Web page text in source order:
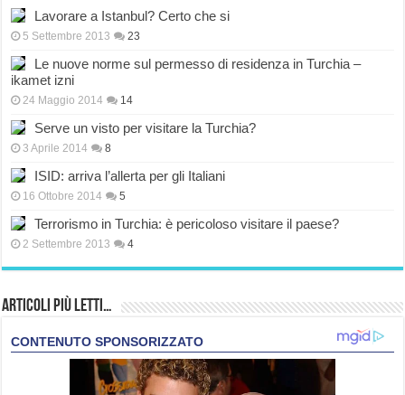
Lavorare a Istanbul? Certo che si
5 Settembre 2013 23
Le nuove norme sul permesso di residenza in Turchia –
ikamet izni
24 Maggio 2014 14
Serve un visto per visitare la Turchia?
3 Aprile 2014 8
ISID: arriva l’allerta per gli Italiani
16 Ottobre 2014 5
Terrorismo in Turchia: è pericoloso visitare il paese?
2 Settembre 2013 4
Articoli più Letti…